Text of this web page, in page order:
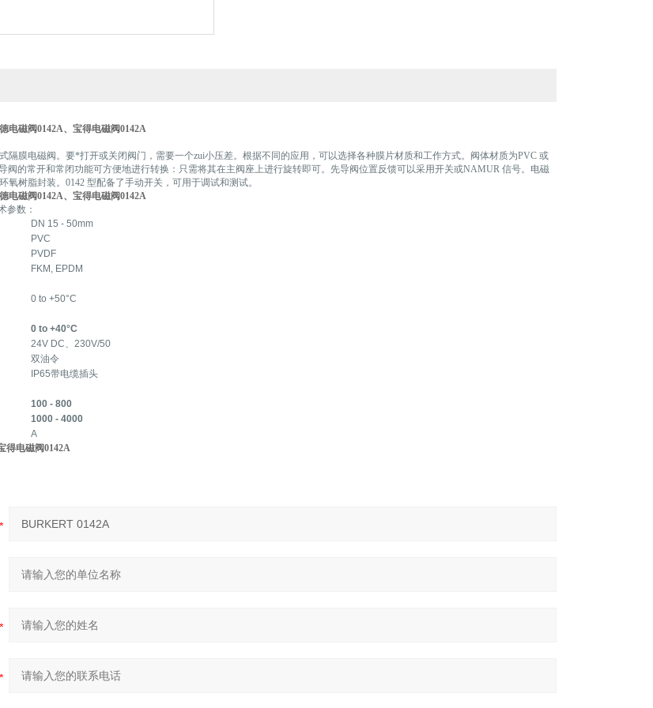
电磁阀0142A、宝得电磁阀0142A
隔膜电磁阀。要*打开或关闭阀门，需要一个zui小压差。根据不同的应用，可以选择各种膜片材质和工作方式。阀体材质为PVC 或
阀的常开和常闭功能可方便地进行转换：只需将其在主阀座上进行旋转即可。先导阀位置反馈可以采用开关或NAMUR 信号。电磁
氧树脂封装。0142 型配备了手动开关，可用于调试和测试。
电磁阀0142A、宝得电磁阀0142A
参数：
DN 15 - 50mm
PVC
PVDF
FKM, EPDM
0 to +50°C
0 to +40°C
24V DC、230V/50
双油令
IP65带电缆插头
100 - 800
1000 - 4000
A
得电磁阀0142A